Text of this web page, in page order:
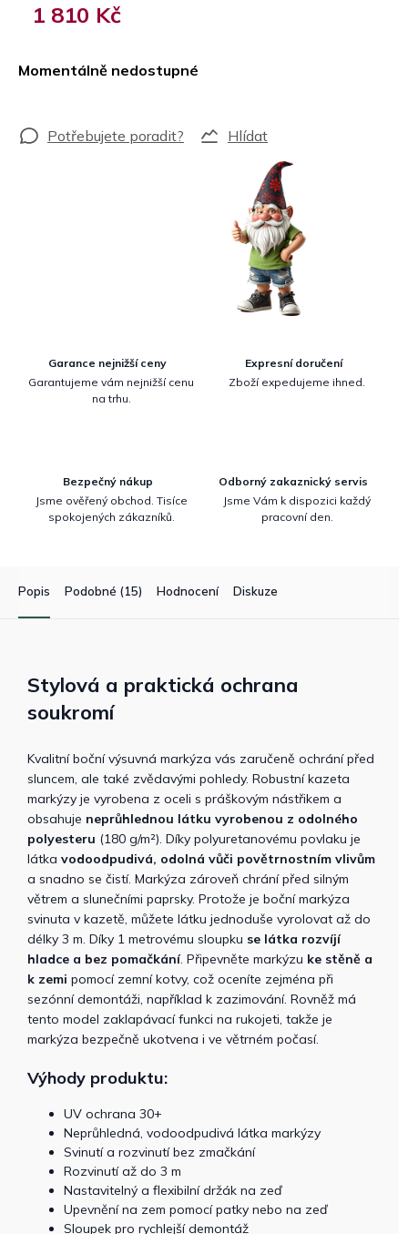
1 810 Kč
Momentálně nedostupné
Hlídat
Garance nejnižší ceny
Garantujeme vám nejnižší cenu
na trhu.
Expresní doručení
Zboží expedujeme ihned.
Bezpečný nákup
Jsme ověřený obchod. Tisíce
spokojených zákazníků.
Odborný zakaznický servis
Jsme Vám k dispozici každý
pracovní den.
Popis Podobné (15) Hodnocení Diskuze
Stylová a praktická ochrana
soukromí
Kvalitní boční výsuvná markýza vás zaručeně ochrání před
sluncem, ale také zvědavými pohledy. Robustní kazeta
markýzy je vyrobena z oceli s práškovým nástřikem a
obsahuje neprůhlednou látku vyrobenou z odolného
polyesteru (180 g/m²). Díky polyuretanovému povlaku je
látka vodoodpudivá, odolná vůči povětrnostním vlivům
a snadno se čistí. Markýza zároveň chrání před silným
větrem a slunečními paprsky. Protože je boční markýza
svinuta v kazetě, můžete látku jednoduše vyrolovat až do
délky 3 m. Díky 1 metrovému sloupku se látka rozvíjí
hladce a bez pomačkání. Připevněte markýzu ke stěně a
k zemi pomocí zemní kotvy, což oceníte zejména při
sezónní demontáži, například k zazimování. Rovněž má
tento model zaklapávací funkci na rukojeti, takže je
markýza bezpečně ukotvena i ve větrném počasí.
Výhody produktu:
UV ochrana 30+
Neprůhledná, vodoodpudivá látka markýzy
Svinutí a rozvinutí bez zmačkání
Rozvinutí až do 3 m
Nastavitelný a flexibilní držák na zeď
Upevnění na zem pomocí patky nebo na zeď
Sloupek pro rychlejší demontáž